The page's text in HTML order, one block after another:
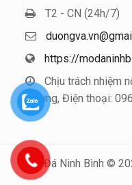
T2 - CN (24h/7)
https://
Chịu trách nhiệm
Dương, Điện thoại:
Mộ Đá Ninh Bình ©